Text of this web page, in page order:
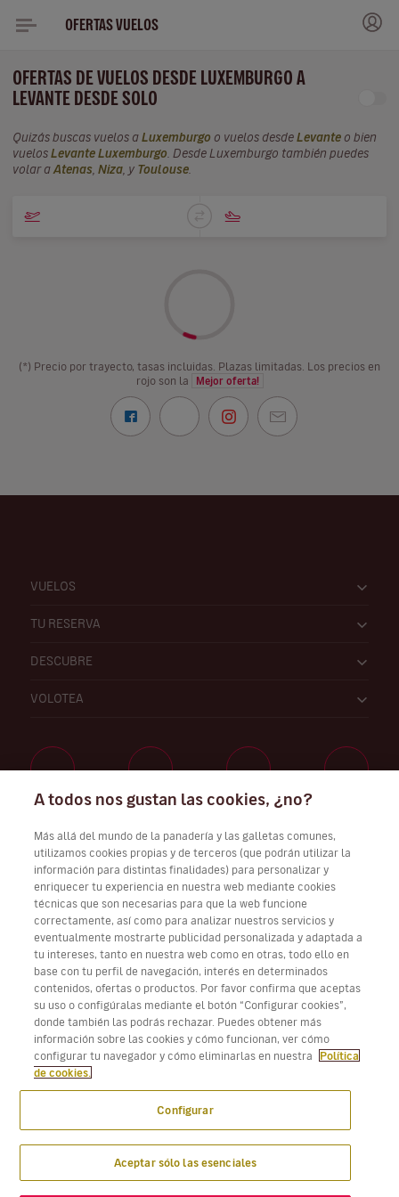
OFERTAS VUELOS
OFERTAS DE VUELOS DESDE LUXEMBURGO A
LEVANTE DESDE SOLO
Quizás buscas vuelos a Luxemburgo o vuelos desde Levante o bien
vuelos Levante Luxemburgo . Desde Luxemburgo también puedes
volar a Atenas Niza , y Toulouse
(*) Precio por trayecto, tasas incluidas. Plazas limitadas. Los precios en
rojo son la
Mejor oferta!
VUELOS
TU RESERVA
DESCUBRE
VOLOTEA
Descarga Volotea App para iOS y Android
A todos nos gustan las cookies, ¿no?
Más allá del mundo de la panadería y las galletas comunes,
utilizamos cookies propias y de terceros (que podrán utilizar la
información para distintas finalidades) para personalizar y
enriquecer tu experiencia en nuestra web mediante cookies
técnicas que son necesarias para que la web funcione
correctamente, así como para analizar nuestros servicios y
eventualmente mostrarte publicidad personalizada y adaptada a
tu intereses, tanto en nuestra web como en otras, todo ello en
base con tu perfil de navegación, interés en determinados
contenidos, ofertas o productos. Por favor confirma que aceptas
su uso o configúralas mediante el botón “Configurar cookies”,
donde también las podrás rechazar. Puedes obtener más
información sobre las cookies y cómo funcionan, ver cómo
configurar tu navegador y cómo eliminarlas en nuestra
Política
de cookies.
Configurar
Aceptar sólo las esenciales